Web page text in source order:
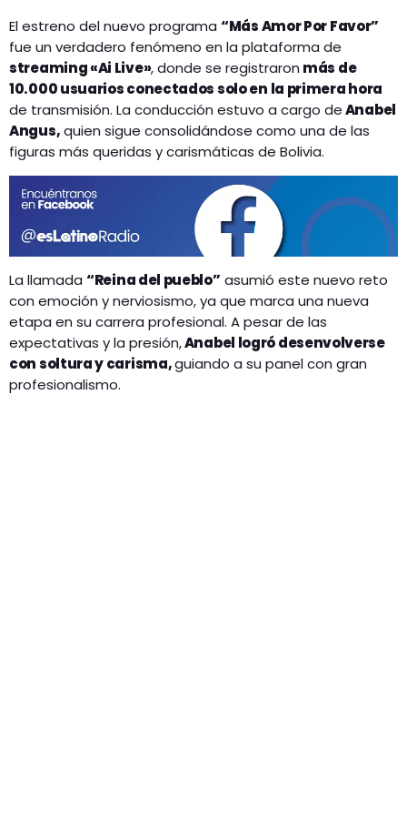
El estreno del nuevo programa “Más Amor Por Favor”
fue un verdadero fenómeno en la plataforma de
streaming «Ai Live», donde se registraron más de
10.000 usuarios conectados solo en la primera hora
de transmisión. La conducción estuvo a cargo deAnabel
Angus,quien sigue consolidándose como una de las
figuras más queridas y carismáticas de Bolivia.
La llamada “Reina del pueblo” asumió este nuevo reto
con emoción y nerviosismo, ya que marca una nueva
etapa en su carrera profesional. A pesar de las
expectativas y la presión,Anabel logró desenvolverse
con soltura y carisma,guiando a su panel con gran
profesionalismo.